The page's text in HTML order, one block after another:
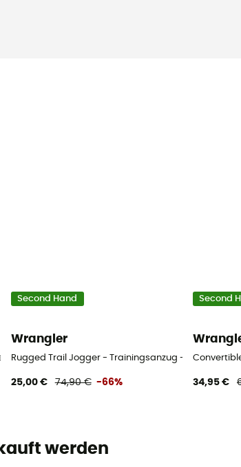
Second Hand
Wrangler
Rugged Trail Jogger - Trainingsanzug - Damen
25,00 € 74,90 € -66%
Second
34,95 €
werden